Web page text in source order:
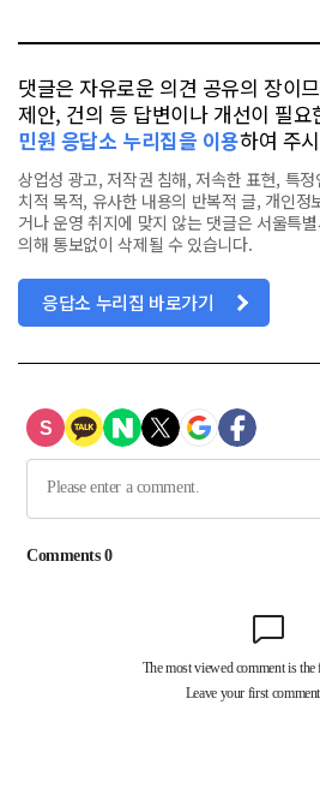
댓글은 자유로운 의견 공유의 장이
제안, 건의 등 답변이나 개선이 필
민원 응답소 누리집을 이용하여 주
상업성 광고, 저작권 침해, 저속한 표현, 특
치적 목적, 유사한 내용의 반복적 글, 개인정
거나 운영 취지에 맞지 않는 댓글은 서울특
의해 통보없이 삭제될 수 있습니다.
응답소 누리집 바로가기